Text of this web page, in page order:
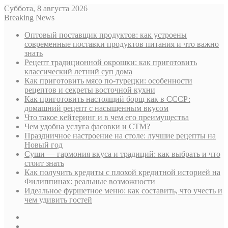
Суббота, 8 августа 2026
Breaking News
Оптовый поставщик продуктов: как устроены
современные поставки продуктов питания и что важно
знать
Рецепт традиционной окрошки: как приготовить
классический летний суп дома
Как приготовить мясо по-турецки: особенности
рецептов и секреты восточной кухни
Как приготовить настоящий борщ как в СССР:
домашний рецепт с насыщенным вкусом
Что такое кейтеринг и в чем его преимущества
Чем удобна услуга фасовки и СТМ?
Праздничное настроение на столе: лучшие рецепты на
Новый год
Суши — гармония вкуса и традиций: как выбрать и что
стоит знать
Как получить кредиты с плохой кредитной историей на
Филиппинах: реальные возможности
Идеальное фуршетное меню: как составить, что учесть и
чем удивить гостей